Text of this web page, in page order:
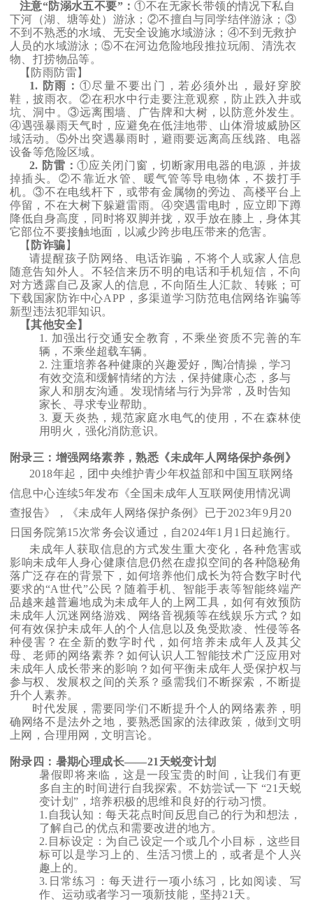
注意“防溺水五不要”：①不在无家长带领的情况下私自
下河（湖、塘等处）游泳； ②不擅自与同学结伴游泳； ③
不到不熟悉的水域、无安全设施水域游泳； ④不到无救护
人员的水域游泳；⑤不在河边危险地段推拉玩闹、清洗衣
物、打捞物品等。
【防雨防雷】
1. 防雨： ①尽量不要出门，若必须外出，最好穿胶
鞋，披雨衣。②在积水中行走要注意观察，防止跌入井或
坑、洞中。③远离围墙、广告牌和大树，以防意外发生。
④遇强暴雨天气时，应避免在低洼地带、山体滑坡威胁区
域活动。 ⑤外出突遇暴雨时，避雨要远离高压线路、电器
设备等危险区域。
2. 防雷：①应关闭门窗，切断家用电器的电源，并拔
掉插头。 ②不靠近水管、暖气管等导电物体，不拨打手
机。③不在电线杆下，或带有金属物的旁边、高楼平台上
停留，不在大树下躲避雷雨。 ④突遇雷电时，应立即下蹲
降低自身高度，同时将双脚并拢，双手放在膝上，身体其
它部位不要接触地面，以减少跨步电压带来的危害。
【 防诈骗 】
请提醒孩子防网络、电话诈骗，不将个人或家人信息
随意告知外人。不轻信来历不明的电话和手机短信，不向
对方透露自己及家人的信息，不向陌生人汇款、转账；可
下载国家防诈中心APP，多渠道学习防范电信网络诈骗等
新型违法犯罪知识。
【其他安全】
1. 加强出行交通安全教育，不乘坐资质不完善的车
辆，不乘坐超载车辆。
2.注重培养各种健康的兴趣爱好，陶冶情操，学习
有效交流和缓解情绪的方法，保持健康心态，多与
家人和朋友沟通。发现情绪与行为异常，及时告知
家长、寻求专业帮助。
3. 夏天炎热，规范家庭水电气的使用，不在森林使
用明火，强化消防意识。
附录三：增强网络素养，熟悉《未成年人网络保护条例》
2018年起，团中央维护青少年权益部和中国互联网络
信息中心连续5年发布《全国未成年人互联网使用情况调
查报告》，《未成年人网络保护条例》已于2023年9月20
日国务院第15次常务会议通过，自2024年1月1日起施行。
未成年人获取信息的方式发生重大变化，各种危害或
影响未成年人身心健康信息仍然在虚拟空间的各种隐秘角
落广泛存在的背景下，如何培养他们成长为符合数字时代
要求的“A世代”公民？随着手机、智能手表等智能终端产
品越来越普遍地成为未成年人的上网工具，如何有效预防
未成年人沉迷网络游戏、网络音视频等在线娱乐方式？如
何有效保护未成年人的个人信息以及免受欺凌、性侵等各
种侵害？在全新的数字时代，如何培养未成年人及其父
母、老师的网络素养？如何认识人工智能技术广泛应用对
未成年人成长带来的影响？如何平衡未成年人受保护权与
参与权、发展权之间的关系？亟需我们不断探索，不断提
升个人素养。
时代发展，需要同学们不断提升个人的网络素养，明
确网络不是法外之地，要熟悉国家的法律政策，做到文明
上网，合理用网，文明言论。
附录四：暑期心理成长——21天蜕变计划
暑假即将来临，这是一段宝贵的时间，让我们有更
多自主的时间进行自我探索。不妨尝试一下 “21天蜕
变计划”，培养积极的思维和良好的行动习惯。
1. 自我认知：每天花点时间反思自己的行为和想法，
了解自己的优点和需要改进的地方。
2. 目标设定：为自己设定一个或几个小目标，这些目
标可以是学习上的、生活习惯上的，或者是个人兴
趣上的。
3. 日常练习：每天进行一项小练习，比如阅读、写
作、运动或者学习一项新技能，坚持21天。